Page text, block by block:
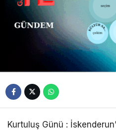
Kurtuluş Günü :